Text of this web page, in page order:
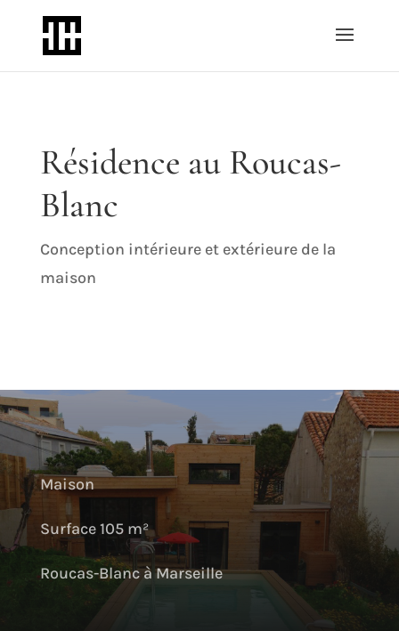
Résidence au Roucas-
Blanc
Conception intérieure et extérieure de la
maison
Maison
Surface 105 m²
Roucas-Blanc à Marseille